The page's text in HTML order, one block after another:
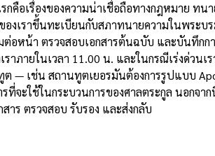
กคือเรื่องของความน่าเชื่อถือทางกฎหมาย ท
เราขึ้นทะเบียนกับสภาทนายความในพระ
น้า ตรวจสอบเอกสารต้นฉบับ และบันทึกก
ภายในเวลา 11.00 น. และในกรณีเร่งด่วนเ
ต — เช่น สถานทูตเยอรมันต้องการรูปแบบ
ะใช้ในกระบวนการของศาลตระกูล นอกจ
ร ตรวจสอบ รับรอง และส่งกลับ